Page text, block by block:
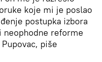
koje mi je poslao
postupka izbora
neophodne reforme
piše